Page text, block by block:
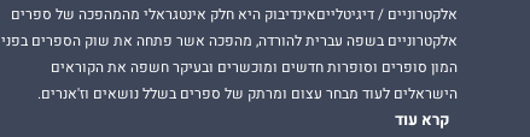
אלקטרוניים / דיגיטלייםאינדיבוק היא חלק אינטגראלי מהמהפכה של ספרים
אלקטרוניים בשפה עברית להורדה, מהפכה אשר פתחה את שוק הספרים בפני
המון סופרים וסופרות חדשים ומוכשרים ובעיקר חשפה את הקוראים
הישראלים לעוד מבחר עצום ומרתק של ספרים בשלל נושאים וז'אנרים.
קרא עוד